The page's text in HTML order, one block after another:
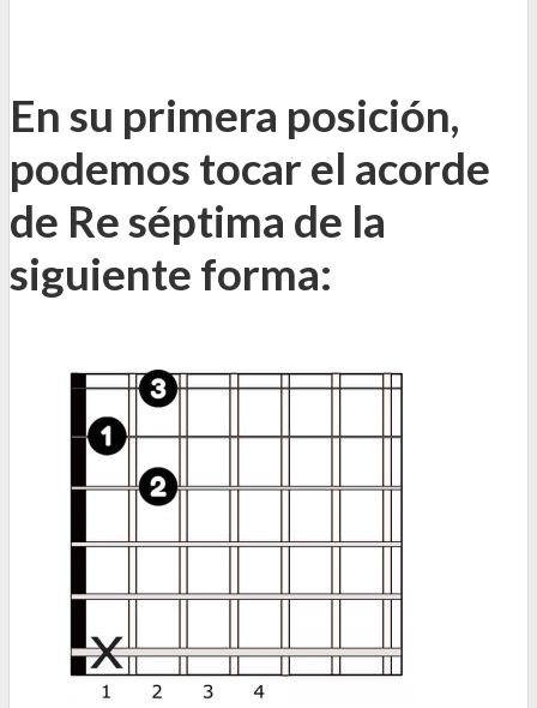
En su primera posición,
podemos tocar el acorde
de Re séptima de la
siguiente forma: